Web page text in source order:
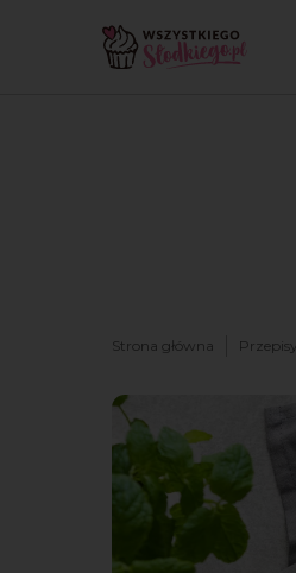
Strona główna Przepisy